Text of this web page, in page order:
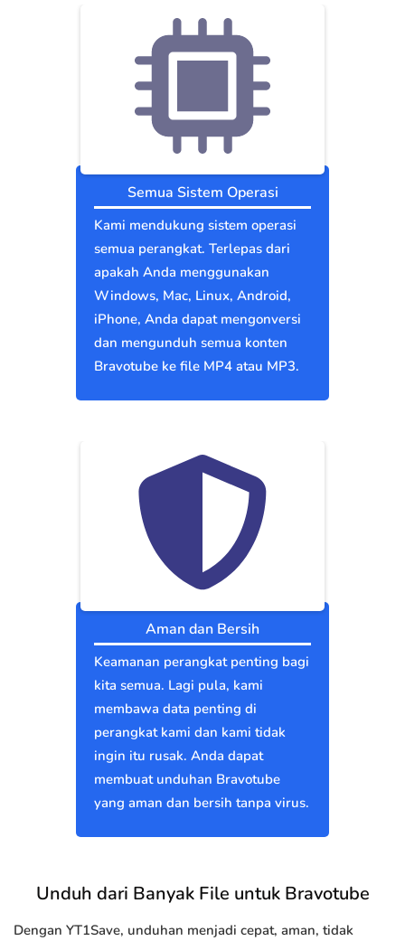
Semua Sistem Operasi
Kami mendukung sistem operasi
semua perangkat. Terlepas dari
apakah Anda menggunakan
Windows, Mac, Linux, Android,
iPhone, Anda dapat mengonversi
dan mengunduh semua konten
Bravotube ke file MP4 atau MP3.
Aman dan Bersih
Keamanan perangkat penting bagi
kita semua. Lagi pula, kami
membawa data penting di
perangkat kami dan kami tidak
ingin itu rusak. Anda dapat
membuat unduhan Bravotube
yang aman dan bersih tanpa virus.
Unduh dari Banyak File untuk Bravotube
Dengan YT1Save, unduhan menjadi cepat, aman, tidak